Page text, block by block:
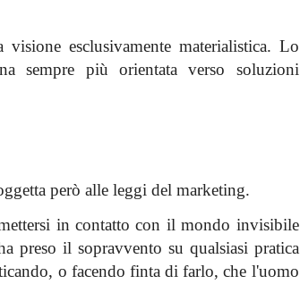
esclusivamente materialistica. Lo
sempre più orientata verso soluzioni
però alle leggi del marketing.
in contatto con il mondo invisibile
preso il sopravvento su qualsiasi pratica
o facendo finta difarlo, che l'uomo